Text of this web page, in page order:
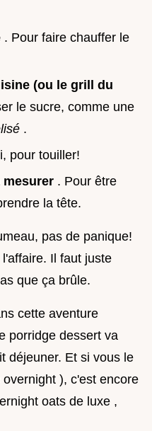
. Pour faire chauffer le
(ou le grill du
le sucre, comme une
.
pour touiller!
mesurer . Pour être
la tête.
pas de panique!
Il faut juste
que ça brûle.
cette aventure
porridge dessert va
déjeuner. Et si vous le
), c'est encore
oats de luxe ,